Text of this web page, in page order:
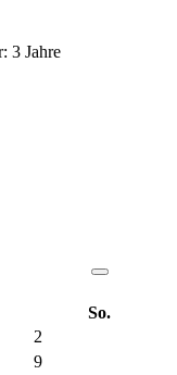
3 Jahre
So.
2
9